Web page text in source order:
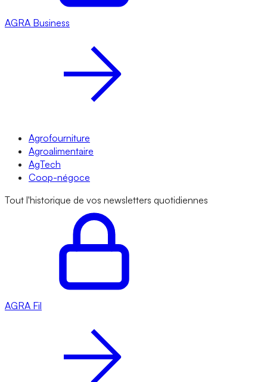
AGRA Business
Agrofourniture
Agroalimentaire
AgTech
Coop-négoce
Tout l'historique de vos newsletters quotidiennes
AGRA Fil